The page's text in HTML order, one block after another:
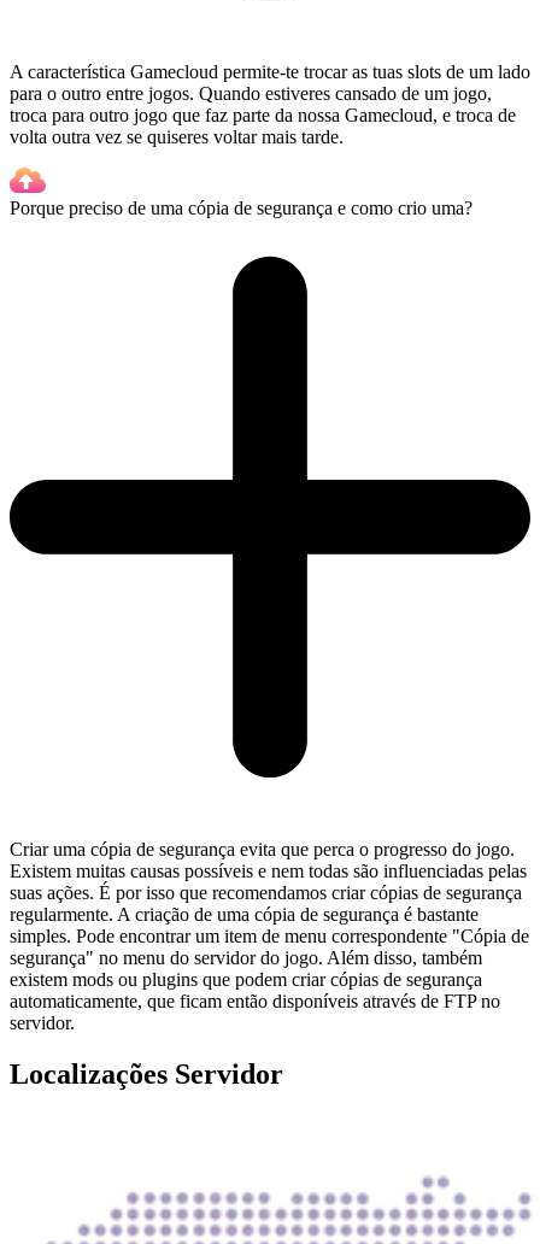
A característica Gamecloud permite-te trocar as tuas slots de um lado
para o outro entre jogos. Quando estiveres cansado de um jogo,
troca para outro jogo que faz parte da nossa Gamecloud, e troca de
volta outra vez se quiseres voltar mais tarde.
Porque preciso de uma cópia de segurança e como crio uma?
Criar uma cópia de segurança evita que perca o progresso do jogo.
Existem muitas causas possíveis e nem todas são influenciadas pelas
suas ações. É por isso que recomendamos criar cópias de segurança
regularmente. A criação de uma cópia de segurança é bastante
simples. Pode encontrar um item de menu correspondente "Cópia de
segurança" no menu do servidor do jogo. Além disso, também
existem mods ou plugins que podem criar cópias de segurança
automaticamente, que ficam então disponíveis através de FTP no
servidor.
Localizações Servidor